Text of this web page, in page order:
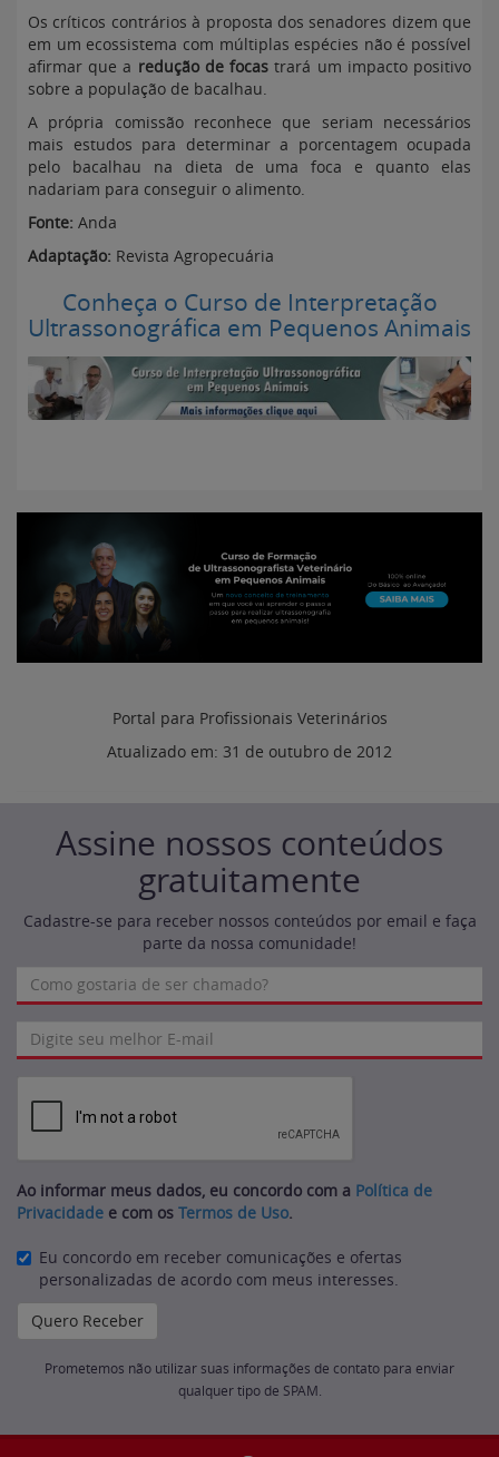
Os críticos contrários à proposta dos senadores dizem que
em um ecossistema com múltiplas espécies não é possível
afirmar que a redução de focas trará um impacto positivo
sobre a população de bacalhau.
A própria comissão reconhece que seriam necessários
mais estudos para determinar a porcentagem ocupada
pelo bacalhau na dieta de uma foca e quanto elas
nadariam para conseguir o alimento.
Fonte: Anda
Adaptação: Revista Agropecuária
Conheça o Curso de Interpretação
Ultrassonográfica em Pequenos Animais
Portal para Profissionais Veterinários
Atualizado em: 31 de outubro de 2012
Assine nossos conteúdos
gratuitamente
Cadastre-se para receber nossos conteúdos por email e faça
parte da nossa comunidade!
Ao informar meus dados, eu concordo com a Política de
Privacidade e com os Termos de Uso.
Eu concordo em receber comunicações e ofertas
personalizadas de acordo com meus interesses.
Prometemos não utilizar suas informações de contato para enviar
qualquer tipo de SPAM.